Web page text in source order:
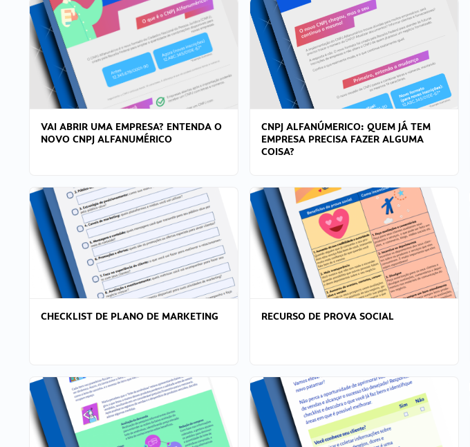
VAI ABRIR UMA EMPRESA? ENTENDA O
NOVO CNPJ ALFANUMÉRICO
CNPJ ALFANÚMERICO: QUEM JÁ TEM
EMPRESA PRECISA FAZER ALGUMA
COISA?
CHECKLIST DE PLANO DE MARKETING RECURSO DE PROVA SOCIAL